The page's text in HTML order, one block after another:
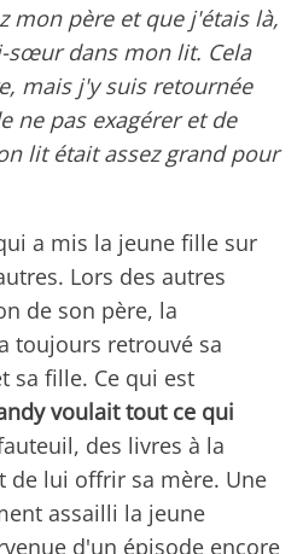
mon père et que j'étais là,
sœur dans mon lit. Cela
mais j'y suis retournée
ne pas exagérer et de
lit était assez grand pour
a mis la jeune fille sur
Lors des autres
de son père, la
toujours retrouvé sa
sa fille. Ce qui est
voulait tout ce qui
des livres à la
de lui offrir sa mère. Une
assailli la jeune
d'un épisode encore